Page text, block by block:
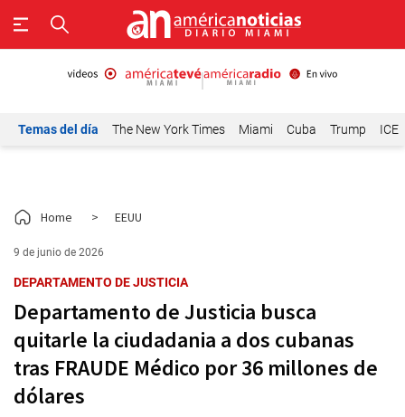
Temas del día The New York Times Miami Cuba Trump ICE
Home > EEUU
9 de junio de 2026
DEPARTAMENTO DE JUSTICIA
Departamento de Justicia busca
quitarle la ciudadania a dos cubanas
tras FRAUDE Médico por 36 millones de
dólares